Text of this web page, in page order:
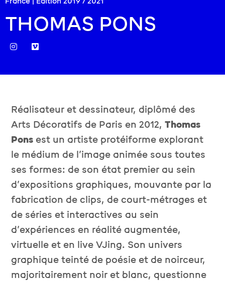
THOMAS PONS
Réalisateur et dessinateur, diplômé des
Arts Décoratifs de Paris en 2012,Thomas
Pons est un artiste protéiforme explorant
le médium de l’image animée sous toutes
ses formes: de son état premier au sein
d’expositions graphiques, mouvante par la
fabrication de clips, de court-métrages et
de séries et interactives au sein
d’expériences en réalité augmentée,
virtuelle et en live VJing. Son univers
graphique teinté de poésie et de noirceur,
majoritairement noir et blanc, questionne